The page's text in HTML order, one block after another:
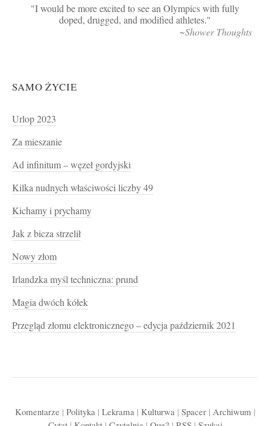
I would be more excited to see an Olympics with fully
doped, drugged, and modified athletes.
~Shower Thoughts
SAMO ŻYCIE
Urlop 2023
Za mieszanie
Ad infinitum – węzeł gordyjski
Kilka nudnych właściwości liczby 49
Kichamy i prychamy
Jak z bicza strzelił
Nowy złom
Irlandzka myśl techniczna: prund
Magia dwóch kółek
Przegląd złomu elektronicznego – edycja październik 2021
Komentarze | Polityka| Lekrama| Kulturwa| Spacer| Archiwum |